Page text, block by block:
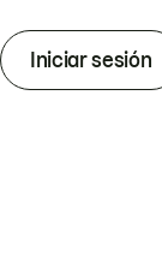
Iniciar sesión